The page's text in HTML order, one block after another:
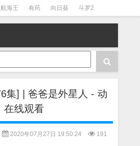
航海王 有药 向日葵 斗罗2
人 柯南 阴阳师 节目清单
集] | 爸爸是外星人 - 动
在线观看
2020年07月27日 19:50:24
191